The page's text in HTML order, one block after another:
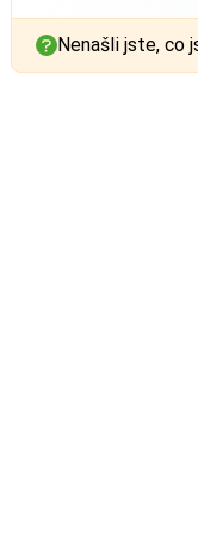
Nenašli jste, co